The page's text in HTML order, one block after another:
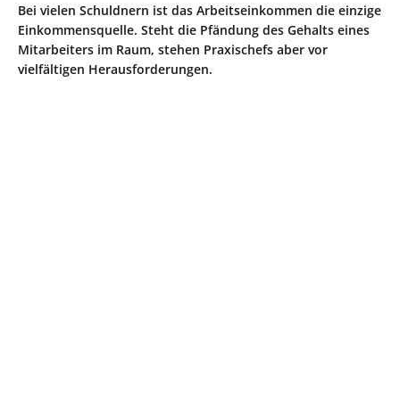
Bei vielen Schuldnern ist das Arbeitseinkommen die einzige
Einkommensquelle. Steht die Pfändung des Gehalts eines
Mitarbeiters im Raum, stehen Praxischefs aber vor
vielfältigen Herausforderungen.